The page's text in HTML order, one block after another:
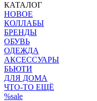
КАТАЛОГ
НОВОЕ
КОЛЛАБЫ
БРЕНДЫ
ОБУВЬ
ОДЕЖДА
АКСЕССУАРЫ
БЬЮТИ
ДЛЯ ДОМА
ЧТО-ТО ЕЩЁ
%sale